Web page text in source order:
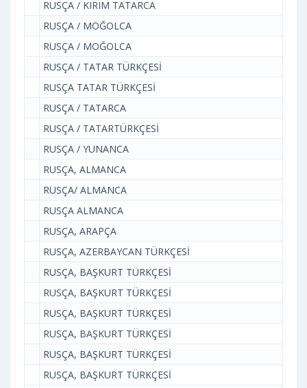
RUSÇA / KIRIM TATARCA
RUSÇA / MOĞOLCA
RUSÇA / MOĞOLCA
RUSÇA / TATAR TÜRKÇESİ
RUSÇA TATAR TÜRKÇESİ
RUSÇA / TATARCA
RUSÇA / TATARTÜRKÇESİ
RUSÇA / YUNANCA
RUSÇA, ALMANCA
RUSÇA/ ALMANCA
RUSÇA ALMANCA
RUSÇA, ARAPÇA
RUSÇA, AZERBAYCAN TÜRKÇESİ
RUSÇA, BAŞKURT TÜRKÇESİ
RUSÇA, BAŞKURT TÜRKÇESİ
RUSÇA, BAŞKURT TÜRKÇESİ
RUSÇA, BAŞKURT TÜRKÇESİ
RUSÇA, BAŞKURT TÜRKÇESİ
RUSÇA, BAŞKURT TÜRKÇESİ